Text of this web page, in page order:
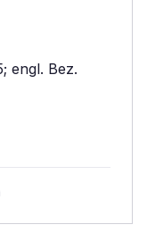
engl. Bez.